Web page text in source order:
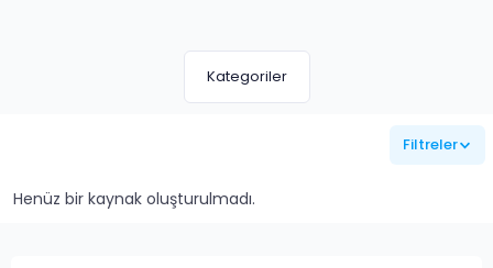
Kategoriler
Filtreler
Henüz bir kaynak oluşturulmadı.